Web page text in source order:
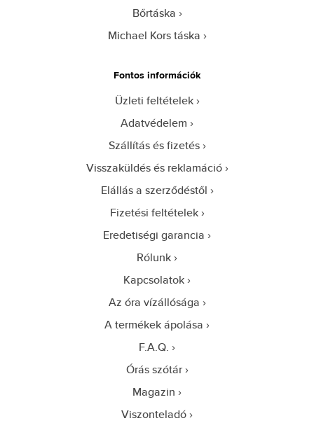
Bőrtáska
Michael Kors táska
Fontos információk
Üzleti feltételek
Adatvédelem
Szállítás és fizetés
Visszaküldés és reklamáció
Elállás a szerződéstől
Fizetési feltételek
Eredetiségi garancia
Rólunk
Kapcsolatok
Az óra vízállósága
A termékek ápolása
F.A.Q.
Órás szótár
Magazin
Viszonteladó